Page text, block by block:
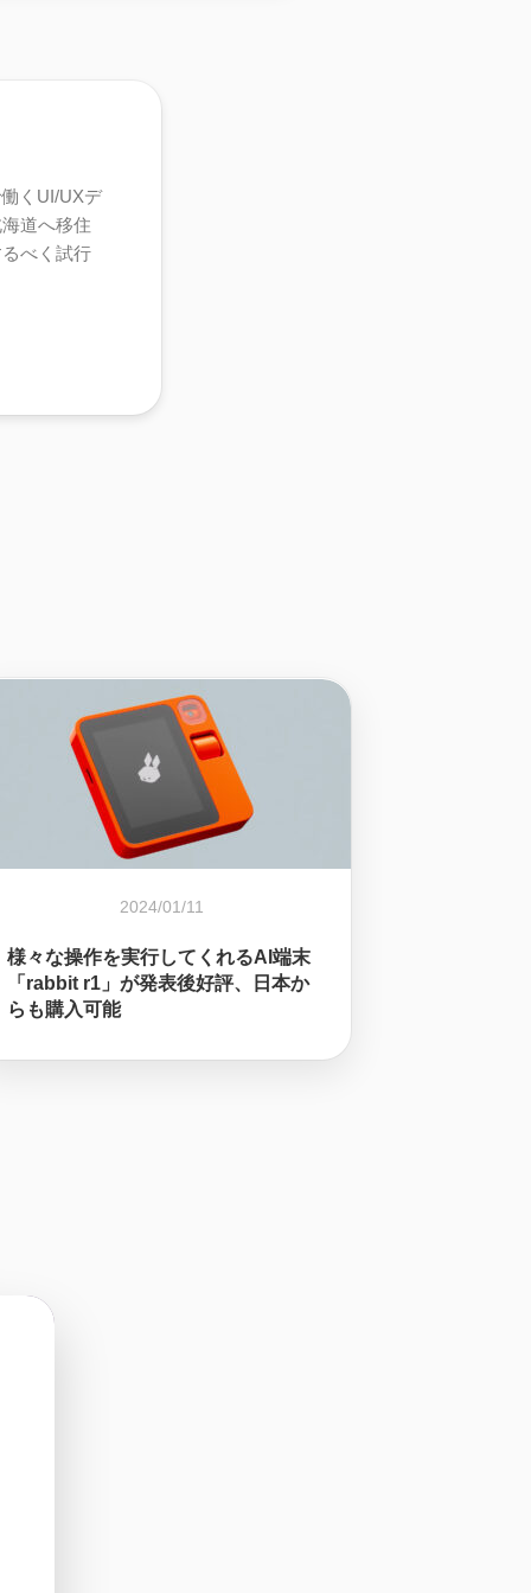
くUI/UXデ
道へ移住
べく試行
2024/01/11
様々な操作を実行してくれるAI端末
「rabbit r1」が発表後好評、日本か
らも購入可能